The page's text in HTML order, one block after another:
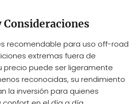
recomendable para uso off-road
extremas fuera de
precio puede ser ligeramente
reconocidas, su rendimiento
la inversión para quienes